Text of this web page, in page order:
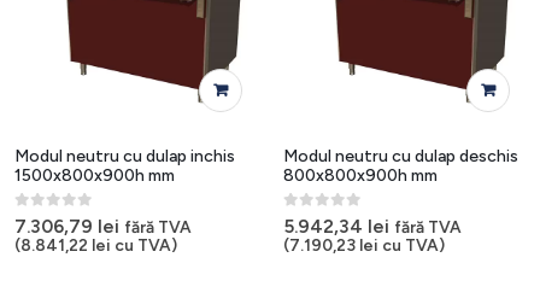
Modul neutru cu dulap inchis
1500x800x900h mm
0out of 5
7.306,79 lei fără TVA
(8.841,22 lei cu TVA)
Modul neutru cu dulap deschis
800x800x900h mm
0out of 5
5.942,34 lei fără TVA
(7.190,23 lei cu TVA)